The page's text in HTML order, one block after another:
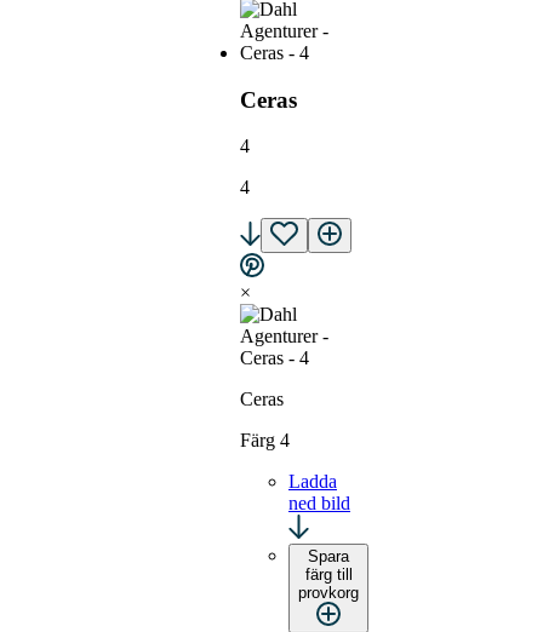
Ceras
4
4
×
Ceras
Färg 4
Ladda
ned bild
Spara
färg till
provkorg